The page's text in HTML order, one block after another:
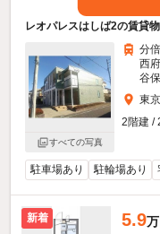
レオパレスはしば2の賃貸
すべての写真
分
西
谷
東
2階建 /
駐車場あり 駐輪場あり
新着 5.9